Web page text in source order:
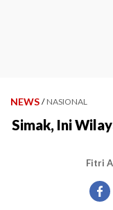
NEWS / NASIONAL
Simak, Ini
Fitri